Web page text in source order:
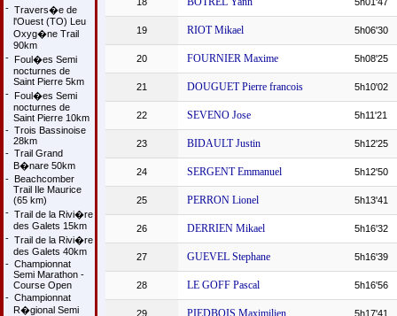
- Travers�e de
l'Ouest (TO) Leu
Oxyg�ne Trail
90km
- Foul�es Semi
nocturnes de
Saint Pierre 5km
- Foul�es Semi
nocturnes de
Saint Pierre 10km
- Trois Bassinoise
28km
- Trail Grand
B�nare 50km
- Beachcomber
Trail Ile Maurice
(65 km)
- Trail de la Rivi�re
des Galets 15km
- Trail de la Rivi�re
des Galets 40km
- Championnat
Semi Marathon -
Course Open
- Championnat
R�gional Semi
19 RIOT Mikael 5h06'30
20 FOURNIER Maxime 5h08'25
21 DOUGUET Pierre francois 5h10'02
22 SEVENO Jose 5h11'21
23 BIDAULT Justin 5h12'25
24 SERGENT Emmanuel 5h12'50
25 PERRON Lionel 5h13'41
26 DERRIEN Mikael 5h16'32
27 GUEVEL Stephane 5h16'39
28 LE GOFF Pascal 5h16'56
29 PIEDBOIS Maximilien 5h17'41